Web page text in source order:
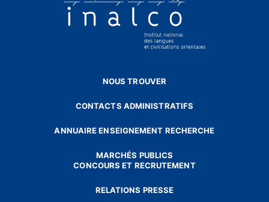
NOUS TROUVER
CONTACTS ADMINISTRATIFS
ANNUAIRE ENSEIGNEMENT RECHERCHE
MARCHÉS PUBLICS
CONCOURS ET RECRUTEMENT
RELATIONS PRESSE